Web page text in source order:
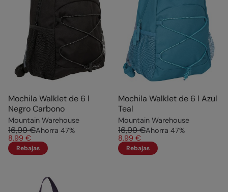
Mochila Walklet de 6 l
Negro Carbono
Mountain Warehouse
16,99 €Ahorra 47%
8,99 €
Rebajas
Mochila Walklet de 6 l Azul
Teal
Mountain Warehouse
16,99 €Ahorra 47%
8,99 €
Rebajas